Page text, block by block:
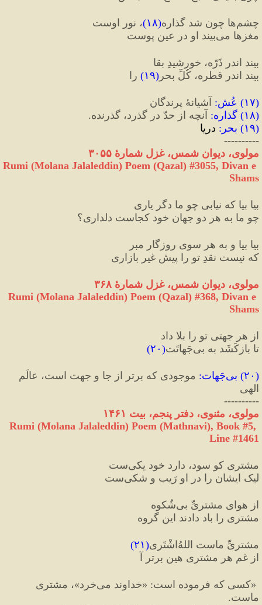
چشم‌ها چون شد گذاره (۱۸)، نورِ اوست
مغزها می‌بیند او در عینِ پوست
بیند اندر ذَرّه، خورشیدِ بقا
بیند اندر قطره، کُلِّ بحر (۱۹) را
(۱۷) عُش: آشیانهٔ پرندگان
(۱۸) گذاره: آنچه از حدّ در گذرد، گذرنده.
(۱۹) بحر : دریا
----------
مولوی، دیوان شمس، غزل شمارهٔ ۳۰۵۵
Rumi (Molana Jalaleddin) Poem (Qazal) #3055, Divan e
Shams
بیا بیا که نیابی چو ما دگر یاری
چو ما به هر دو جهان خود کجاست دلداری؟
بیا بیا و به هر سوی روزگار مبر
که نیست نقدِ تو را پیشِ غیر بازاری
مولوی، دیوان شمس، غزل شمارهٔ ۳۶۸
Rumi (Molana Jalaleddin) Poem (Qazal) #368, Divan e
Shams
از هر جهتی تو را بلا داد
تا بازکَشَد به بی‌جَهاتَت
( ۲۰)
( ۲۰) بی‌جَهات :
الهی
----------
مولوی، مثنوی، دفتر پنجم، بیت ۱۴۶۱
Rumi (Molana Jalaleddin) Poem (Mathnavi), Book #5,
Line #1461
مشتری کو سود، دارد خود یکی‌ست
لیک ایشان را در او رَیب و شکی‌ست
از هوای مشتریِّ بی‌شُکوه
مشتری را باد دادند این گروه
ٰمشتریِّ ماست اللهُ‌اشْتَری (۲۱)
از غمِ هر مشتری هین برتر آ
«کسی که فرموده است:
«خداوند می‌خرد »
ماست.